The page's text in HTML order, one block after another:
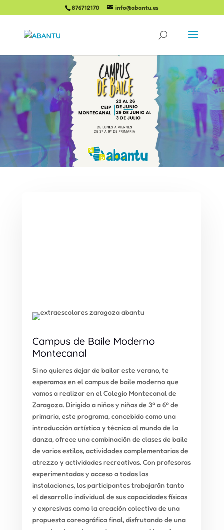
876712170 info@abantu.es
Campus de Baile Moderno
Montecanal
Si no quieres dejar de bailar este verano, te
esperamos en el campus de baile moderno que
vamos a realizar en el Colegio Montecanal de
Zaragoza. Dirigido a niños y niñas de 3º a 6º de
primaria, este programa, concebido como una
introducción artística y técnica al mundo de la
danza, ofrece una combinación de clases de baile
de varios estilos, actividades complementarias de
atrezzo y actividades recreativas. Con profesoras
experimentadas y acceso a todas las
instalaciones, los participantes trabajarán tanto
el desarrollo individual de sus capacidades físicas
y expresivas como la creación colectiva de una
propuesta coreográfica final, disfrutando de una